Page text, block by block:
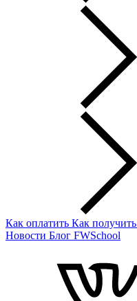
Как оплатить Как получить
Новости Блог FWSchool